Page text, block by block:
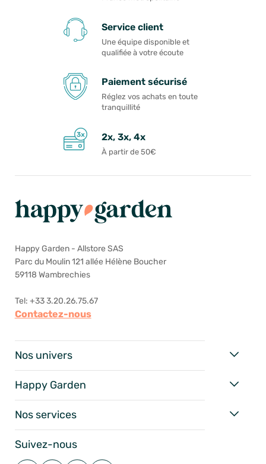
Service client
Une équipe disponible et
qualifiée à votre écoute
Paiement sécurisé
Réglez vos achats en toute
tranquillité
2x, 3x, 4x
À partir de 50€
Happy Garden - Allstore SAS
Parc du Moulin 121 allée Hélène Boucher
59118 Wambrechies
Tel: +33 3.20.26.75.67
Contactez-nous
Nos univers
Happy Garden
Nos services
Suivez-nous